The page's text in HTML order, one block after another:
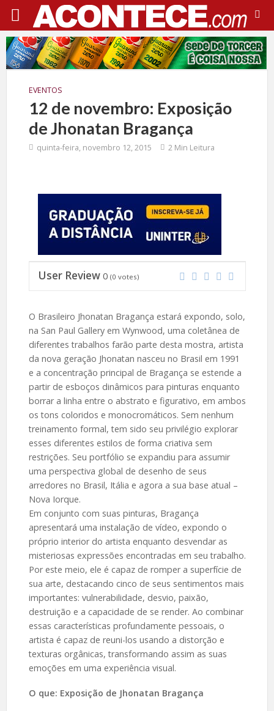
EVENTOS
12 de novembro: Exposição
de Jhonatan Bragança
quinta-feira, novembro 12, 2015 2 Min Leitura
User Review 0 (0 votes)
O Brasileiro Jhonatan Bragança estará expondo, solo,
na San Paul Gallery em Wynwood, uma coletânea de
diferentes trabalhos farão parte desta mostra, artista
da nova geração Jhonatan nasceu no Brasil em 1991
e a concentração principal de Bragança se estende a
partir de esboços dinâmicos para pinturas enquanto
borrar a linha entre o abstrato e figurativo, em ambos
os tons coloridos e monocromáticos. Sem nenhum
treinamento formal, tem sido seu privilégio explorar
esses diferentes estilos de forma criativa sem
restrições. Seu portfólio se expandiu para assumir
uma perspectiva global de desenho de seus
arredores no Brasil, Itália e agora a sua base atual –
Nova Iorque.
Em conjunto com suas pinturas, Bragança
apresentará uma instalação de vídeo, expondo o
próprio interior do artista enquanto desvendar as
misteriosas expressões encontradas em seu trabalho.
Por este meio, ele é capaz de romper a superfície de
sua arte, destacando cinco de seus sentimentos mais
importantes: vulnerabilidade, desvio, paixão,
destruição e a capacidade de se render. Ao combinar
essas características profundamente pessoais, o
artista é capaz de reuni-los usando a distorção e
texturas orgânicas, transformando assim as suas
emoções em uma experiência visual.
O que: Exposição de Jhonatan Bragança